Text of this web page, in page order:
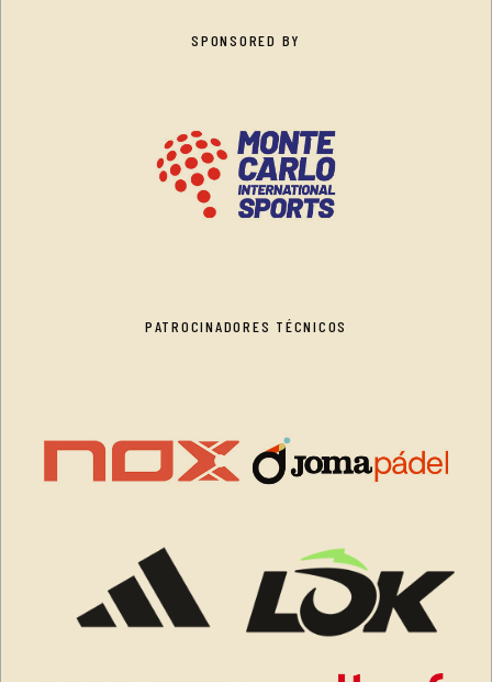
SPONSORED BY
PATROCINADORES TÉCNICOS